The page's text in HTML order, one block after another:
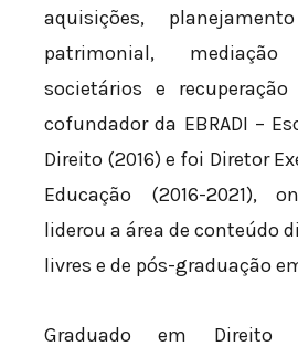
aquisições,
patrimonial,
societários e
cofundador da EBRADI –
Direito (2016) e foi Diretor
Educação (2016-2021),
liderou a área de conteúdo
livres e de pós-graduação
Graduado em Direito